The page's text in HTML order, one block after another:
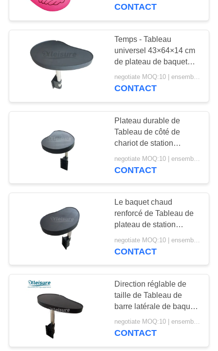
CONTRÔLE
DE
QUALITÉ
CONTACT
DEMANDE
SOUMISSION
PLAN
POLICY
Couvertures de
station thermale de
baquet chaud
Tuyau de glace.
Couvertures de
station thermale de
bain
support de support de
thermale de natation de
piscine de station
thermale
CONTACT
Temps - Tableau
universel 43×64×14 cm
de plateau de baquet
chaud de station
thermale de Tableau
negotiate MOQ:10 | ensemble 100
CONTACT
Plateau durable de
Tableau de côté de
chariot de station
thermale, installation
facile de plateau de côté
CONTACT
Le baquet chaud
renforcé de Tableau de
plateau de station
thermale d'ABS boit des
pivots de plateau pour la
negotiate MOQ:10 | ensemble 100
CONTACT
Direction réglable de
taille de Tableau de
barre latérale de baquet
chaud de loisirs pour
des salles de sauna
negotiate MOQ:10 | ensemble 100
CONTACT